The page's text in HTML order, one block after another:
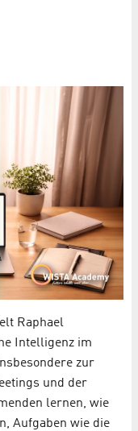
Raphael
Intelligenz im
zur
und der
lernen, wie
Aufgaben wie die